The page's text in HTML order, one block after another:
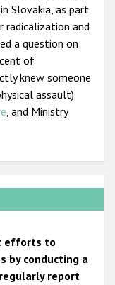
Slovakia, as part
and
a question on
of
knew someone
assault).
, and Ministry
efforts to
by conducting a
report